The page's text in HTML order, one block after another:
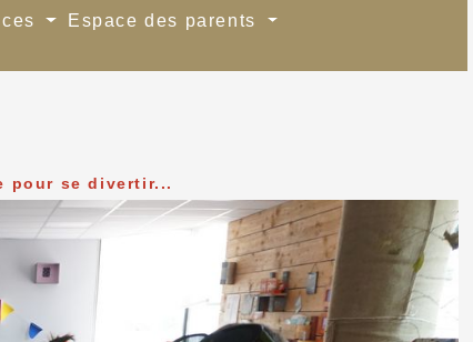
Espace des parents
pour se divertir...